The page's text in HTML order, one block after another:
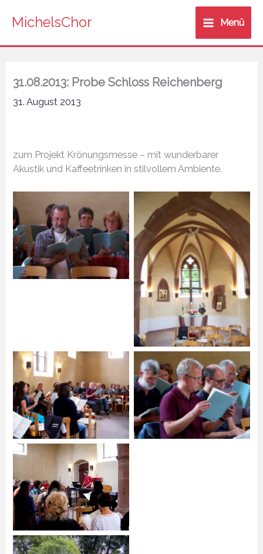
InhaltMichelsChor Menü
31.08.2013: Probe Schloss Reichenberg
31. August 2013
zum Projekt Krönungsmesse – mit wunderbarer
Akustik und Kaffeetrinken in stilvollem Ambiente.